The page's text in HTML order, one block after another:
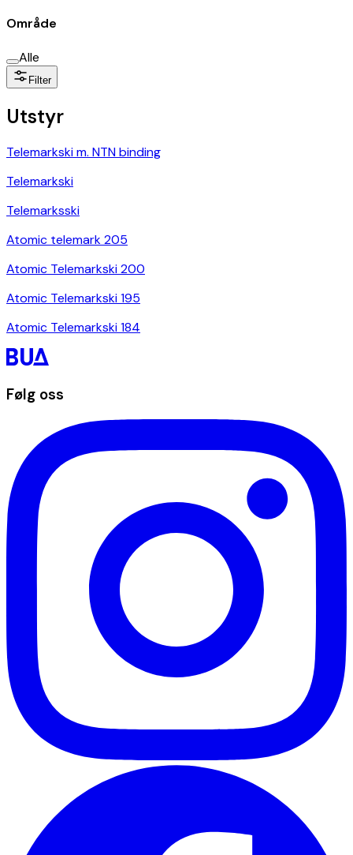
Område
Alle
Filter
Utstyr
Telemarkski m. NTN binding
Telemarkski
Telemarksski
Atomic telemark 205
Atomic Telemarkski 200
Atomic Telemarkski 195
Atomic Telemarkski 184
Følg oss